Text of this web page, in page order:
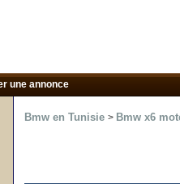
une annonce
Bmw en Tunisie > Bmw x6